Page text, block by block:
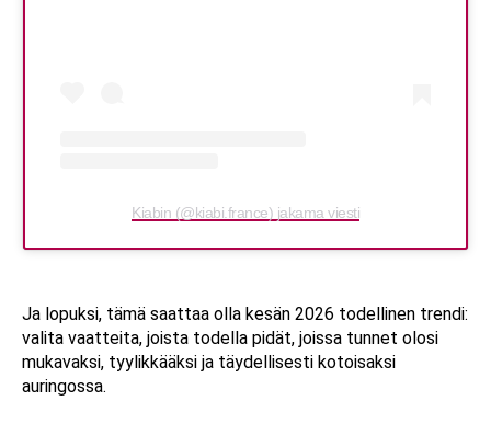
Kiabin (@kiabi.france) jakama viesti
Ja lopuksi, tämä saattaa olla kesän 2026 todellinen trendi:
valita vaatteita, joista todella pidät, joissa tunnet olosi
mukavaksi, tyylikkääksi ja täydellisesti kotoisaksi
auringossa.